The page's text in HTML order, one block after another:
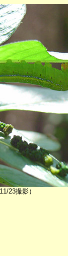
23撮影）